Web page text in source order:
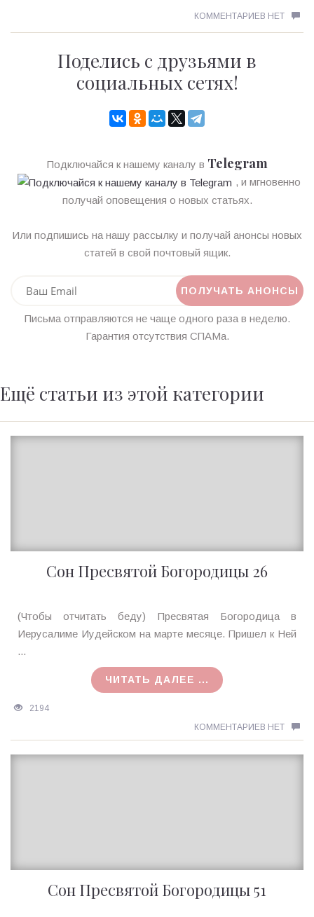
КОММЕНТАРИЕВ НЕТ
Поделись с друзьями в
социальных сетях!
Подключайся к нашему каналу в Telegram
, и мгновенно
получай оповещения о новых статьях.
Или подпишись на нашу рассылку и получай анонсы новых
статей в свой почтовый ящик.
Письма отправляются не чаще одного раза в неделю.
Гарантия отсутствия СПАМа.
Ещё статьи из этой категории
Сон Пресвятой Богородицы 26
Ирина
MagicTantra
(Чтобы отчитать беду) Пресвятая Богородица в
Иерусалиме Иудейском на марте месяце. Пришел к Ней
...
ЧИТАТЬ ДАЛЕЕ ...
2194
КОММЕНТАРИЕВ НЕТ
Сон Пресвятой Богородицы 51